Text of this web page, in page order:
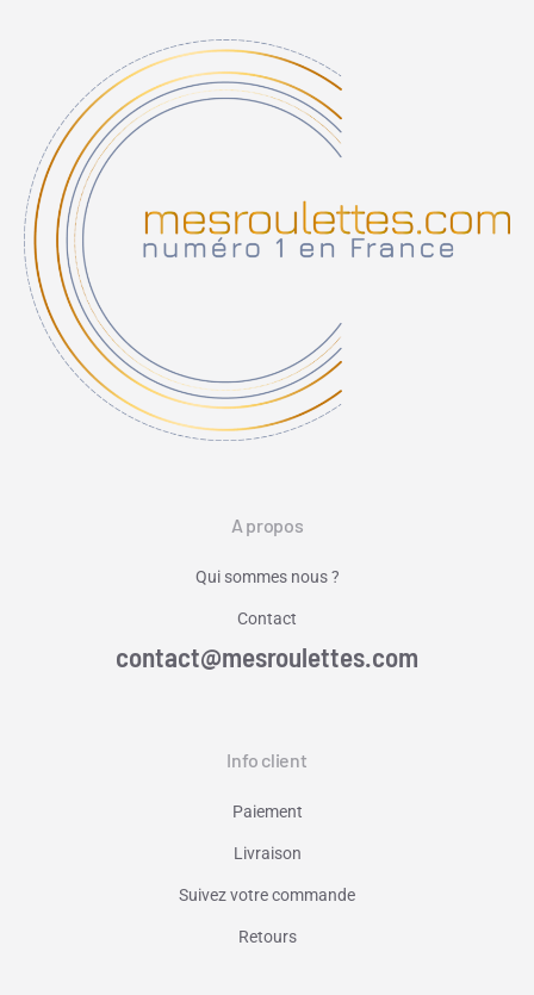
A propos
Qui sommes nous ?
Contact
contact@mesroulettes.com
Info client
Paiement
Livraison
Suivez votre commande
Retours